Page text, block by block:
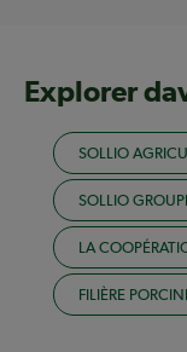
Explorer
SOLLIO
SOLLIO
LA
FILIÈRE